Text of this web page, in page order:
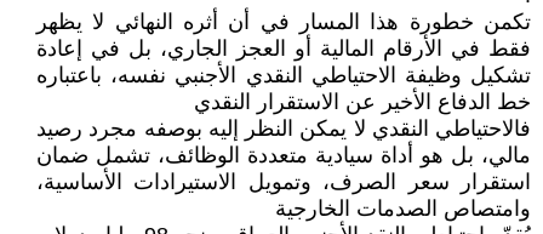
تكمن خطورة هذا المسار في أن أثره النهائي لا يظهر
فقط في الأرقام المالية أو العجز الجاري، بل في إعادة
تشكيل وظيفة الاحتياطي النقدي الأجنبي نفسه، باعتباره
خط الدفاع الأخير عن الاستقرار النقدي
فالاحتياطي النقدي لا يمكن النظر إليه بوصفه مجرد رصيد
مالي، بل هو أداة سيادية متعددة الوظائف، تشمل ضمان
استقرار سعر الصرف، وتمويل الاستيرادات الأساسية،
وامتصاص الصدمات الخارجية